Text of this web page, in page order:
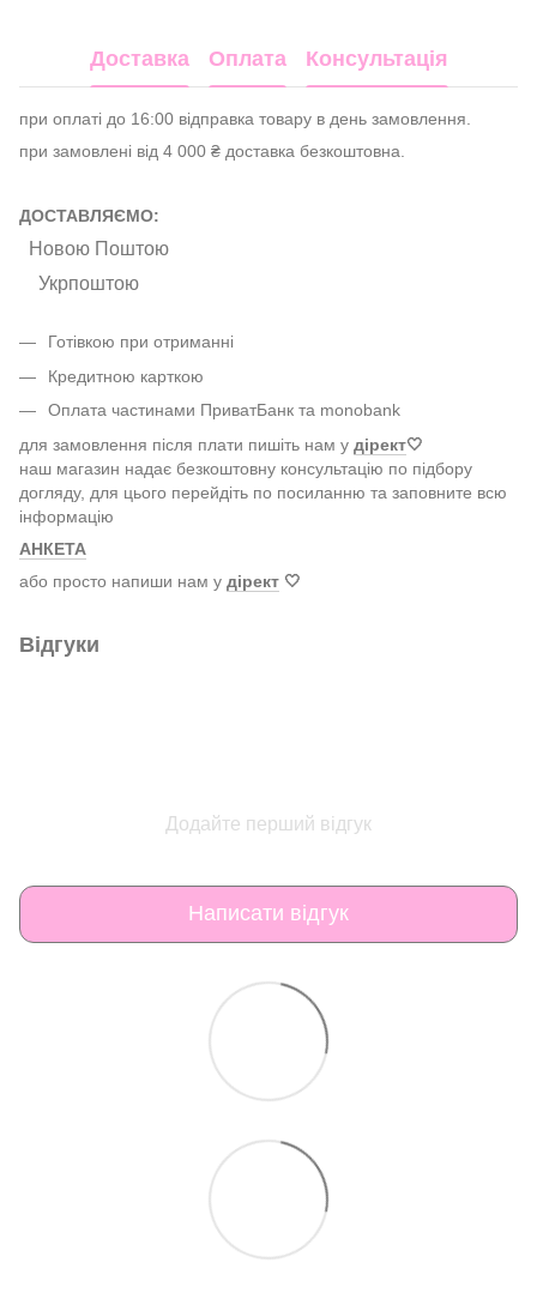
Доставка Оплата Консультація
при оплаті до 16:00 відправка товару в день замовлення.
при замовлені від 4 000 ₴ доставка безкоштовна.
ДОСТАВЛЯЄМО:
Новою Поштою
Укрпоштою
Готівкою при отриманні
Кредитною карткою
Оплата частинами ПриватБанк та monobank
для замовлення після плати пишіть нам у дірект🤍
наш магазин надає безкоштовну консультацію по підбору
догляду, для цього перейдіть по посиланню та заповните всю
інформацію
АНКЕТА
або просто напиши нам у дірект 🤍
Відгуки
Додайте перший відгук
Написати відгук